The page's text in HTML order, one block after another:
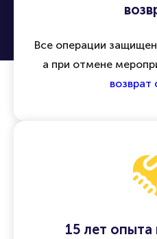
Все операции
а при отмене
возврат
15 лет опыта